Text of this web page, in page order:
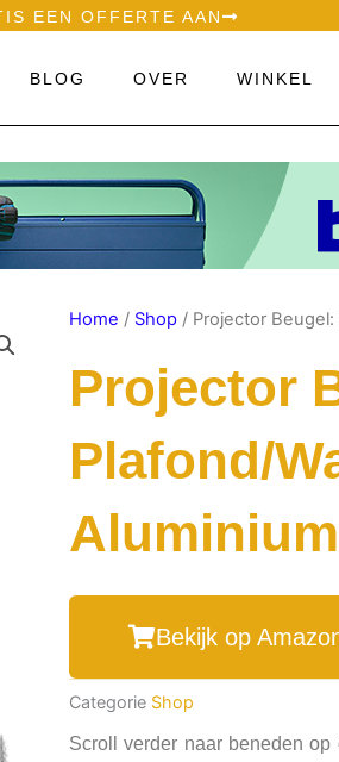
EEN OFFERTE AAN
BLOG OVER WINKEL
Home / Shop / Projector
Projector
Plafond/
Bekijk op
Categorie Shop
Scroll verder naar beneden